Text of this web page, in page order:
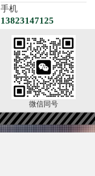
手机
13823147125
微信同号